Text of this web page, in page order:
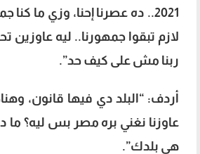
2021.. ده عصرنا إحنا، وزي ما
لازم تبقوا جمهورنا.. ليه عاوزين
ربنا مش على كيف حد”.
أردف: “البلد دي فيها قانون،
عاوزنا نغني بره مصر بس ليه؟ ما
هي بلدك”.